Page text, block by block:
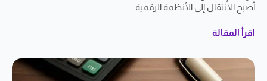
أصبح الانتقال إلى الأنظمة الرقمية
اقرأ المقالة